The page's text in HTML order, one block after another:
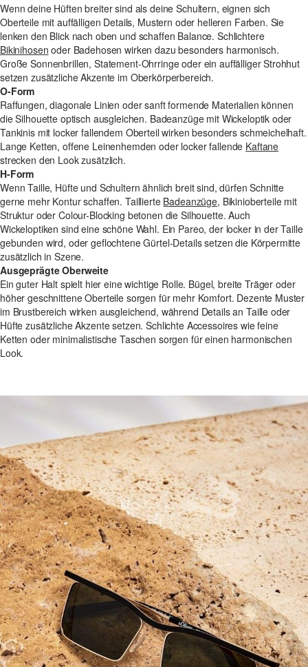
Wenn deine Hüften breiter sind als deine Schultern, eignen sich
Oberteile mit auffälligen Details, Mustern oder helleren Farben. Sie
lenken den Blick nach oben und schaffen Balance. Schlichtere
Bikinihosen oder Badehosen wirken dazu besonders harmonisch.
Große Sonnenbrillen, Statement-Ohrringe oder ein auffälliger Strohhut
setzen zusätzliche Akzente im Oberkörperbereich.
O-Form
Raffungen, diagonale Linien oder sanft formende Materialien können
die Silhouette optisch ausgleichen. Badeanzüge mit Wickeloptik oder
Tankinis mit locker fallendem Oberteil wirken besonders schmeichelhaft.
Lange Ketten, offene Leinenhemden oder locker fallende Kaftane
strecken den Look zusätzlich.
H-Form
Wenn Taille, Hüfte und Schultern ähnlich breit sind, dürfen Schnitte
gerne mehr Kontur schaffen. Taillierte Badeanzüge, Bikinioberteile mit
Struktur oder Colour-Blocking betonen die Silhouette. Auch
Wickeloptiken sind eine schöne Wahl. Ein Pareo, der locker in der Taille
gebunden wird, oder geflochtene Gürtel-Details setzen die Körpermitte
zusätzlich in Szene.
Ausgeprägte Oberweite
Ein guter Halt spielt hier eine wichtige Rolle. Bügel, breite Träger oder
höher geschnittene Oberteile sorgen für mehr Komfort. Dezente Muster
im Brustbereich wirken ausgleichend, während Details an Taille oder
Hüfte zusätzliche Akzente setzen. Schlichte Accessoires wie feine
Ketten oder minimalistische Taschen sorgen für einen harmonischen
Look.